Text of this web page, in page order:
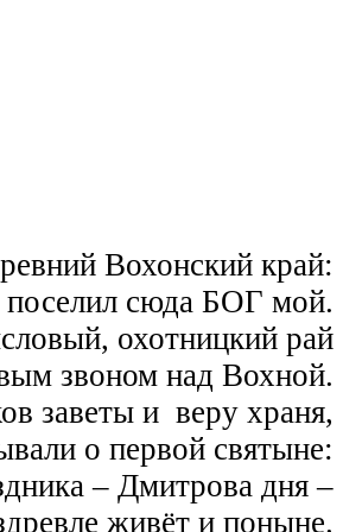
Вохонский край:
поселил сюда БОГ мой.
охотницкий рай
звоном над Вохной.
заветы и веру храня,
о первой святыне:
– Дмитрова дня –
живёт и поныне.